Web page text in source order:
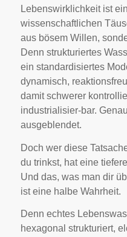
Lebenswirklichkeit ist
wissenschaftlichen
aus bösem Willen,
Denn strukturiertes
ein standardisiertes
dynamisch,
damit schwerer
industrialisier-bar.
ausgeblendet.
Doch wer diese
du trinkst, hat eine
Und das, was man dir
ist eine halbe Wahrheit.
Denn echtes
hexagonal strukturiert,